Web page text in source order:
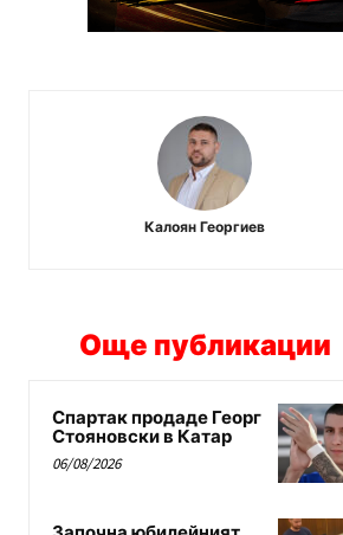
Калоян Георгиев
Още публикации
Спартак продаде Георг
Стояновски в Катар
06/08/2026